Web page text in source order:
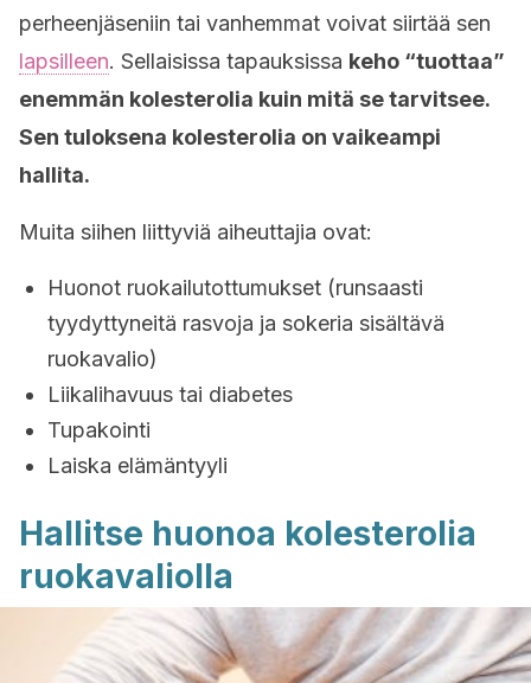
perheenjäseniin tai vanhemmat voivat siirtää sen
lapsilleen. Sellaisissa tapauksissa keho “tuottaa”
enemmän kolesterolia kuin mitä se tarvitsee.
Sen tuloksena kolesterolia on vaikeampi
hallita.
Muita siihen liittyviä aiheuttajia ovat:
Huonot ruokailutottumukset (runsaasti
tyydyttyneitä rasvoja ja sokeria sisältävä
ruokavalio)
Liikalihavuus tai diabetes
Tupakointi
Laiska elämäntyyli
Hallitse huonoa kolesterolia
ruokavaliolla